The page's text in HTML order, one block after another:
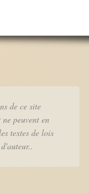
de ce site
peuvent en
textes de lois